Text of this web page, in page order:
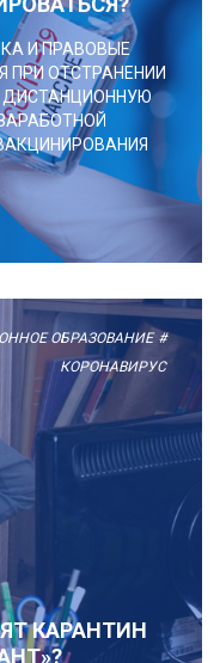
И ПРАВОВЫЕ
ОТСТРАНЕНИИ
ДИСТАНЦИОННУЮ
ОБРАЗОВАНИЕ #
КОРОНАВИРУС
КАРАНТИН